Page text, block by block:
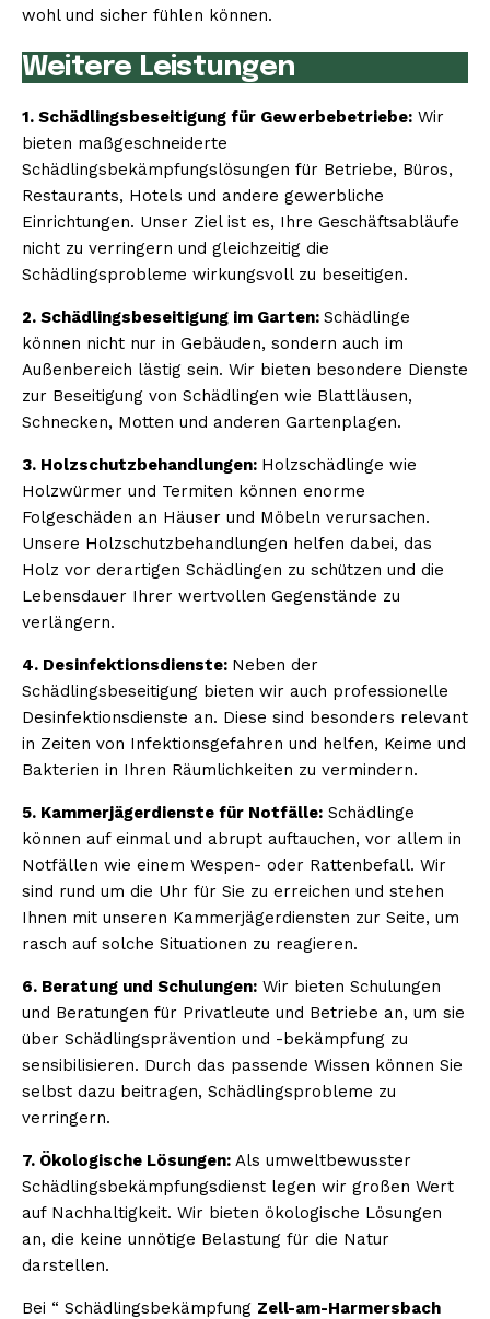
wohl und sicher fühlen können.
Weitere Leistungen
1. Schädlingsbeseitigung für Gewerbebetriebe: Wir
bieten maßgeschneiderte
Schädlingsbekämpfungslösungen für Betriebe, Büros,
Restaurants, Hotels und andere gewerbliche
Einrichtungen. Unser Ziel ist es, Ihre Geschäftsabläufe
nicht zu verringern und gleichzeitig die
Schädlingsprobleme wirkungsvoll zu beseitigen.
2. Schädlingsbeseitigung im Garten: Schädlinge
können nicht nur in Gebäuden, sondern auch im
Außenbereich lästig sein. Wir bieten besondere Dienste
zur Beseitigung von Schädlingen wie Blattläusen,
Schnecken, Motten und anderen Gartenplagen.
3. Holzschutzbehandlungen: Holzschädlinge wie
Holzwürmer und Termiten können enorme
Folgeschäden an Häuser und Möbeln verursachen.
Unsere Holzschutzbehandlungen helfen dabei, das
Holz vor derartigen Schädlingen zu schützen und die
Lebensdauer Ihrer wertvollen Gegenstände zu
verlängern.
4. Desinfektionsdienste: Neben der
Schädlingsbeseitigung bieten wir auch professionelle
Desinfektionsdienste an. Diese sind besonders relevant
in Zeiten von Infektionsgefahren und helfen, Keime und
Bakterien in Ihren Räumlichkeiten zu vermindern.
5. Kammerjägerdienste für Notfälle: Schädlinge
können auf einmal und abrupt auftauchen, vor allem in
Notfällen wie einem Wespen- oder Rattenbefall. Wir
sind rund um die Uhr für Sie zu erreichen und stehen
Ihnen mit unseren Kammerjägerdiensten zur Seite, um
rasch auf solche Situationen zu reagieren.
6. Beratung und Schulungen: Wir bieten Schulungen
und Beratungen für Privatleute und Betriebe an, um sie
über Schädlingsprävention und -bekämpfung zu
sensibilisieren. Durch das passende Wissen können Sie
selbst dazu beitragen, Schädlingsprobleme zu
verringern.
7. Ökologische Lösungen: Als umweltbewusster
Schädlingsbekämpfungsdienst legen wir großen Wert
auf Nachhaltigkeit. Wir bieten ökologische Lösungen
an, die keine unnötige Belastung für die Natur
darstellen.
Bei “ Schädlingsbekämpfung Zell-am-Harmersbach